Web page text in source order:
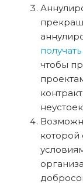
чтобы
которой